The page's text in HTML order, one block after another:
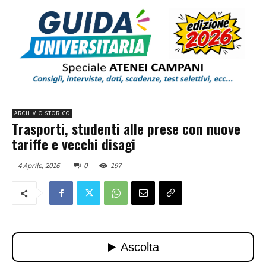
ARCHIVIO STORICO
Trasporti, studenti alle prese con nuove
tariffe e vecchi disagi
4 Aprile, 2016 0 197